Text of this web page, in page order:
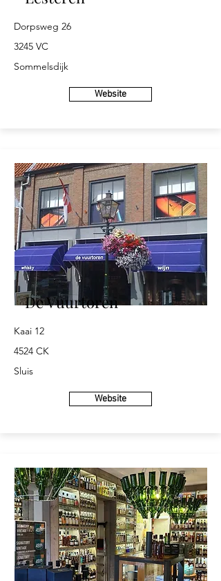
Dorpsweg 26
3245 VC
Sommelsdijk
Website
De Vuurtoren
Kaai 12
4524 CK
Sluis
Website